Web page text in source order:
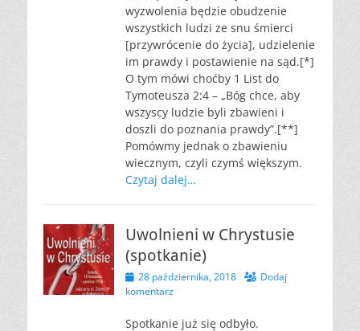
wyzwolenia będzie obudzenie
wszystkich ludzi ze snu śmierci
[przywrócenie do życia], udzielenie
im prawdy i postawienie na sąd.[*]
O tym mówi choćby 1 List do
Tymoteusza 2:4 – „Bóg chce, aby
wszyscy ludzie byli zbawieni i
doszli do poznania prawdy”.[**]
Pomówmy jednak o zbawieniu
wiecznym, czyli czymś większym.
Czytaj dalej…
Uwolnieni w Chrystusie
(spotkanie)
Opublikowano
28 października, 2018
Dodaj
komentarz
Spotkanie już się odbyło.